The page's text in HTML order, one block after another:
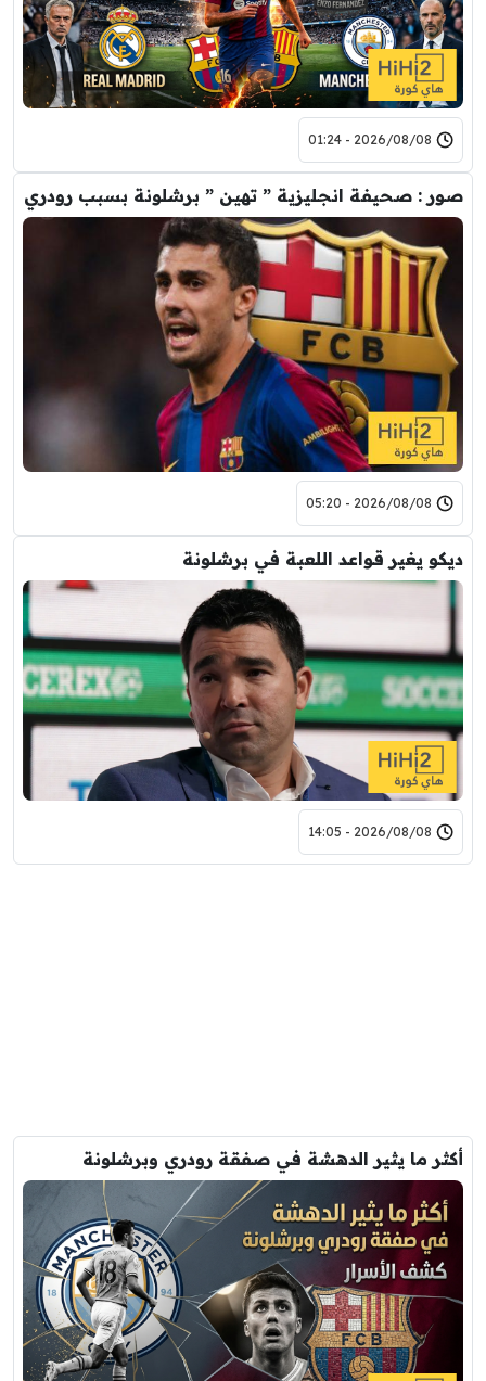
2026/08/08 - 01:24
صور : صحيفة انجليزية ” تهين ” برشلونة بسبب رودري
2026/08/08 - 05:20
ديكو يغير قواعد اللعبة في برشلونة
2026/08/08 - 14:05
أكثر ما يثير الدهشة في صفقة رودري وبرشلونة